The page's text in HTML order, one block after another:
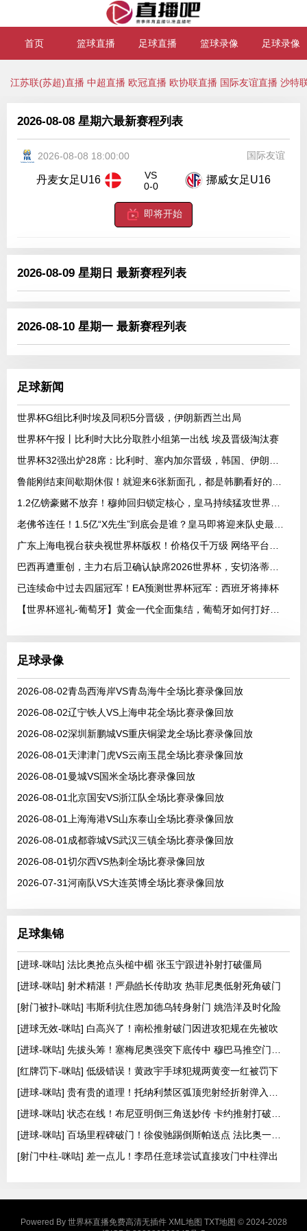
首页 篮球直播 足球直播 篮球录像 足球录像
江苏联(苏超)直播 中超直播 欧冠直播 欧协联直播 国际友谊直播 沙特
2026-08-08 星期六最新赛程列表
2026-08-08 18:00:00 国际友谊
丹麦女足U16
VS
0-0
挪威女足U16
即将开始
2026-08-09 星期日 最新赛程列表
2026-08-10 星期一 最新赛程列表
足球新闻
世界杯G组比利时埃及同积5分晋级，伊朗新西兰出局
世界杯午报丨比利时大比分取胜小组第一出线 埃及晋级淘汰赛
已连续命中过去四届冠军！EA预测世界杯冠军：西班牙将捧杯
足球录像
2026-08-02青岛西海岸VS青岛海牛全场比赛录像回放
2026-08-02辽宁铁人VS上海申花全场比赛录像回放
2026-08-02深圳新鹏城VS重庆铜梁龙全场比赛录像回放
2026-08-01天津津门虎VS云南玉昆全场比赛录像回放
2026-08-01曼城VS国米全场比赛录像回放
2026-08-01北京国安VS浙江队全场比赛录像回放
2026-08-01上海海港VS山东泰山全场比赛录像回放
2026-08-01成都蓉城VS武汉三镇全场比赛录像回放
2026-08-01切尔西VS热刺全场比赛录像回放
2026-07-31河南队VS大连英博全场比赛录像回放
足球集锦
[进球-咪咕] 法比奥抢点头槌中楣 张玉宁跟进补射打破僵局
[进球-咪咕] 射术精湛！严鼎皓长传助攻 热菲尼奥低射死角破门
[射门被扑-咪咕] 韦斯利抗住恩加德乌转身射门 姚浩洋及时化险
[进球无效-咪咕] 白高兴了！南松推射破门因进攻犯规在先被吹
[红牌罚下-咪咕] 低级错误！黄政宇手球犯规两黄变一红被罚下
[射门中柱-咪咕] 差一点儿！李昂任意球尝试直接攻门中柱弹出
Powered By 世界杯直播免费高清无插件 XML地图 TXT地图 © 2024-2028